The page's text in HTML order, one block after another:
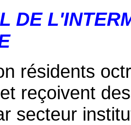
DE
résidents
reçoivent
secteur